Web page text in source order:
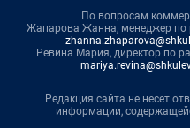
По вопросам
Жапарова Жанна, менеджер по
Ревина Мария, директор по
Редакция сайта не несет
информации,